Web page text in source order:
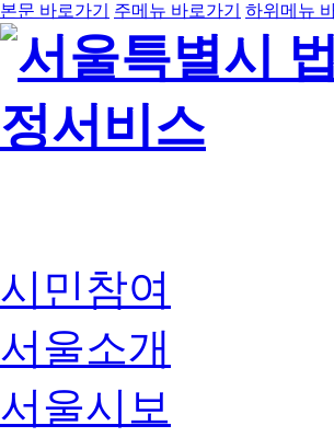
본문 바로가기 주메뉴 바로가기 하위메뉴
시민참여
서울소개
서울시보